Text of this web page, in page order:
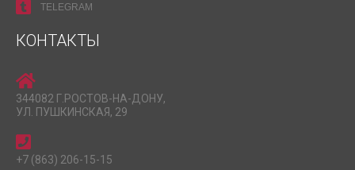
TELEGRAM
КОНТАКТЫ
344082 Г.РОСТОВ-НА-ДОНУ,
УЛ. ПУШКИНСКАЯ, 29
+7 (863) 206-15-15